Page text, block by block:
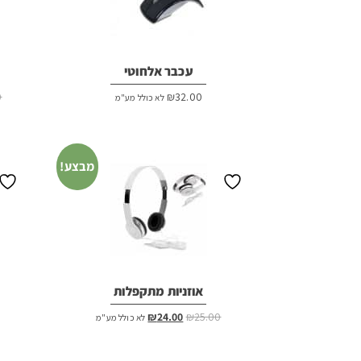
עכבר אלחוטי
₪32.00 לא כולל מע"מ
מבצע!
אוזניות מתקפלות
₪25.00
המחיר₪24.00 המחיר
לא כולל מע"מ